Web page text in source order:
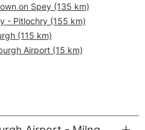
on Spey (135 km)
- Pitlochry (155 km)
(115 km)
Airport (15 km)